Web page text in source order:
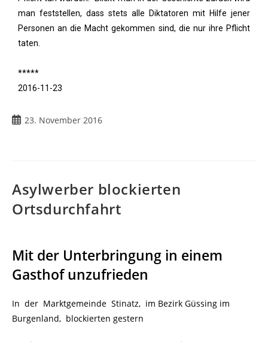
man feststellen, dass stets alle Diktatoren mit Hilfe jener
Personen an die Macht gekommen sind, die nur ihre Pflicht
taten.
*****
2016-11-23
23. November 2016
Asylwerber blockierten
Ortsdurchfahrt
Mit der Unterbringung in einem
Gasthof unzufrieden
In der Marktgemeinde Stinatz, im Bezirk Güssing im
Burgenland, blockierten gestern